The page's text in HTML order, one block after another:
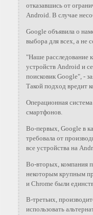
отказавшись от
Android. В случае
Google объявила о
выбора для всех, а не
"Наше расследование
устройств Android и
поисковик Google", -
Такой подход вредит
Операционная
смартфонов.
Во-первых, Google в
требовала от
все устройства на
Во-вторых, компания
некоторым крупным
и Chrome были
В-третьих,
использовать